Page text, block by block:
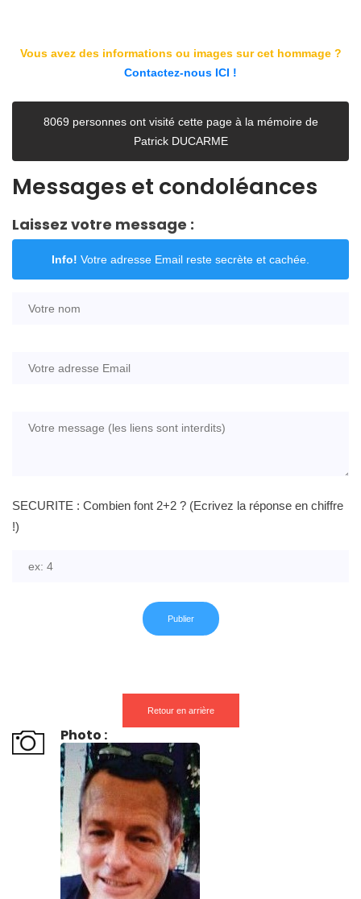
Vous avez des informations ou images sur cet hommage ?
Contactez-nous ICI !
8069 personnes ont visité cette page à la mémoire de
Patrick DUCARME
Messages et condoléances
Laissez votre message :
Info! Votre adresse Email reste secrète et cachée.
SECURITE : Combien font 2+2 ? (Ecrivez la réponse en chiffre
!)
Retour en arrière
Photo :